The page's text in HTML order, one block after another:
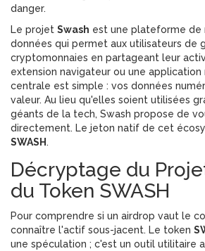
danger.
Le projet Swash est une plateforme de
données qui permet aux utilisateurs de
cryptomonnaies en partageant leur
extension navigateur ou une application
centrale est simple : vos données
valeur. Au lieu qu'elles soient utilisées
géants de la tech, Swash propose de
directement. Le jeton natif de cet
SWASH .
Décryptage du
du Token SWASH
Pour comprendre si un airdrop vaut le
connaître l'actif sous-jacent. Le token
une spéculation ; c'est un outil utilitaire